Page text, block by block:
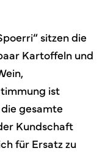
sitzen die
Kartoffeln und
ist
gesamte
Kundschaft
für Ersatz zu